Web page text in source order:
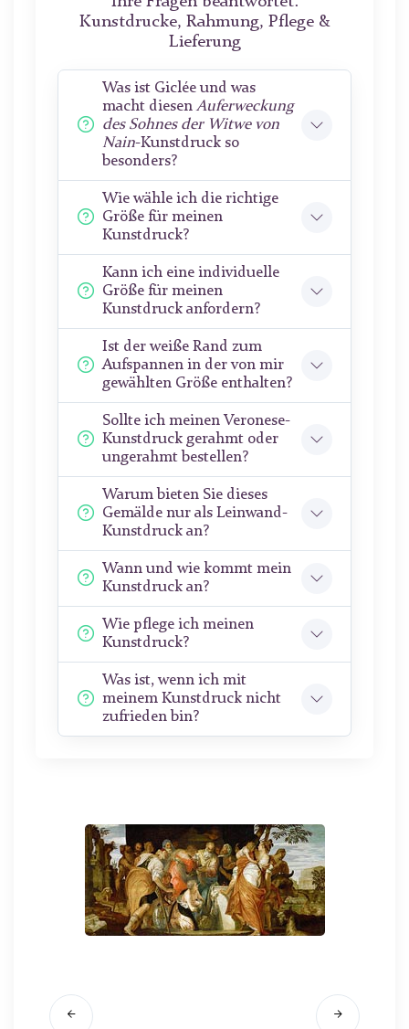
Kunstdrucke, Rahmung, Pflege &
Lieferung
Was ist Giclée und was
macht diesenAuferweckung
des Sohnes der Witwe von
Nain-Kunstdruck so
besonders?
Wie wähle ich die richtige
Größe für meinen
Kunstdruck?
Kann ich eine individuelle
Größe für meinen
Kunstdruck anfordern?
Ist der weiße Rand zum
Aufspannen in der von mir
gewählten Größe enthalten?
Sollte ich meinen Veronese-
Kunstdruck gerahmt oder
ungerahmt bestellen?
Warum bieten Sie dieses
Gemälde nur als Leinwand-
Kunstdruck an?
Wann und wie kommt mein
Kunstdruck an?
Wie pflege ich meinen
Kunstdruck?
Was ist, wenn ich mit
meinem Kunstdruck nicht
zufrieden bin?